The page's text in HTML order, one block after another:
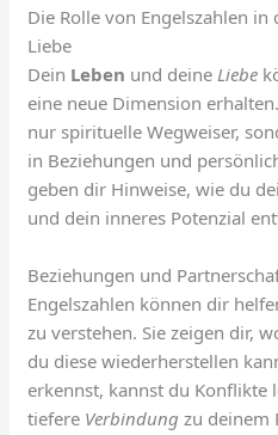
Die Rolle von Engelszahlen
Liebe
Dein Leben und deineLiebe
eine neue Dimension
nur spirituelle Wegweiser,
in Beziehungen und
geben dir Hinweise, wie du
und dein inneres Potenzial
Beziehungen und
Engelszahlen können dir
zu verstehen. Sie zeigen dir,
du diese wiederherstellen
erkennst, kannst du Konflikte
tiefere Verbindung zu deinem